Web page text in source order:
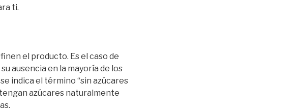
ti.
el producto. Es el caso de
ausencia en la mayoría de los
indica el término “sin azúcares
azúcares naturalmente